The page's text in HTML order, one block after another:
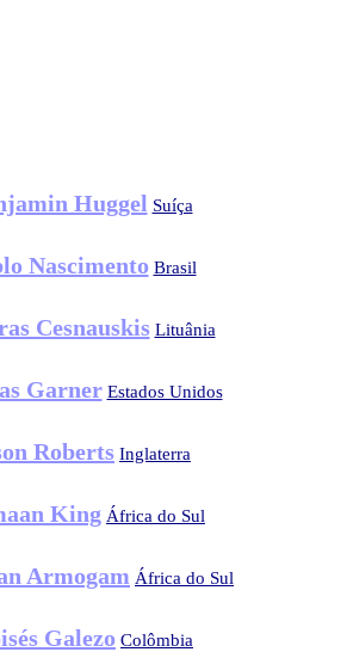
Huggel Suíça
Nascimento Brasil
Cesnauskis Lituânia
Garner Estados Unidos
Roberts Inglaterra
King África do Sul
Armogam África do Sul
Galezo Colômbia